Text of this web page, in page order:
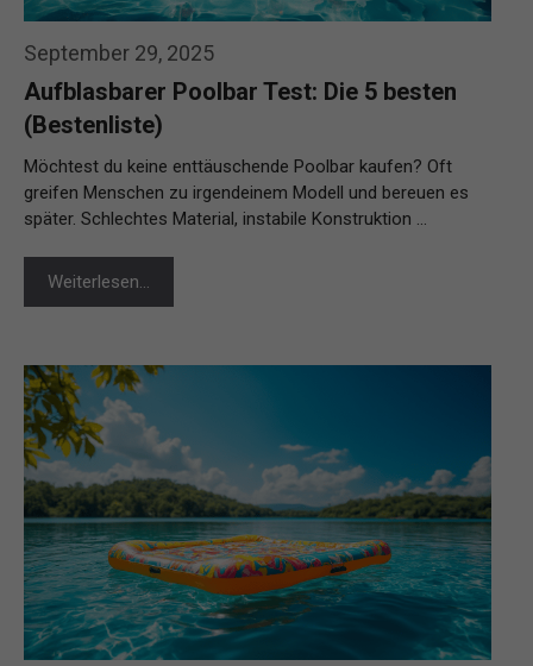
September 29, 2025
Aufblasbarer Poolbar Test: Die 5 besten
(Bestenliste)
Möchtest du keine enttäuschende Poolbar kaufen? Oft
greifen Menschen zu irgendeinem Modell und bereuen es
später. Schlechtes Material, instabile Konstruktion …
Weiterlesen…